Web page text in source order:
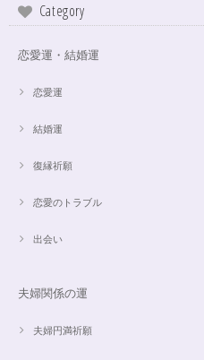
この度は、ご縁に感謝致します。 や
も、ずっーと見ていられますね。 素
した。
思ったより小粒でしたがとても綺麗
ました⭐︎ アパタイトは大丈夫だった
取れていたので、相当揺らされたか投
Category
恋愛運・結婚運
恋愛運
結婚運
復縁祈願
恋愛のトラブル
出会い
夫婦関係の運
夫婦円満祈願